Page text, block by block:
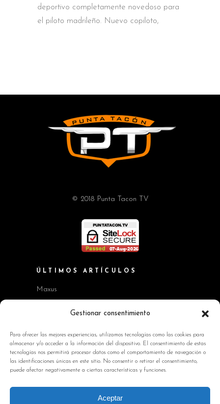
Gestionar consentimiento
Para ofrecer las mejores experiencias, utilizamos tecnologías como las cookies para
almacenar y/o acceder a la información del dispositivo. El consentimiento de estas
tecnologías nos permitirá procesar datos como el comportamiento de navegación o
las identificaciones únicas en este sitio. No consentir o retirar el consentimiento,
puede afectar negativamente a ciertas características y funciones.
Aceptar
deportivo completamente novedoso para
el piloto madrileño. Nuevo copiloto,
© 2018 Punta Tacon TV
ÚLTIMOS ARTÍCULOS
Maxus
Workshop BMW Neue Klasse
Kia EV2 y Kia Seltos
Skoda Octavia RS
INFORMACIÓN DE INTERÉS